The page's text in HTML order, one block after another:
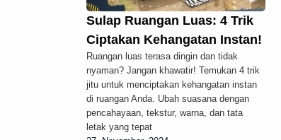
Sulap Ruangan Luas: 4 Trik
Ciptakan Kehangatan Instan!
Ruangan luas terasa dingin dan tidak
nyaman? Jangan khawatir! Temukan 4 trik
jitu untuk menciptakan kehangatan instan
di ruangan Anda. Ubah suasana dengan
pencahayaan, tekstur, warna, dan tata
letak yang tepat